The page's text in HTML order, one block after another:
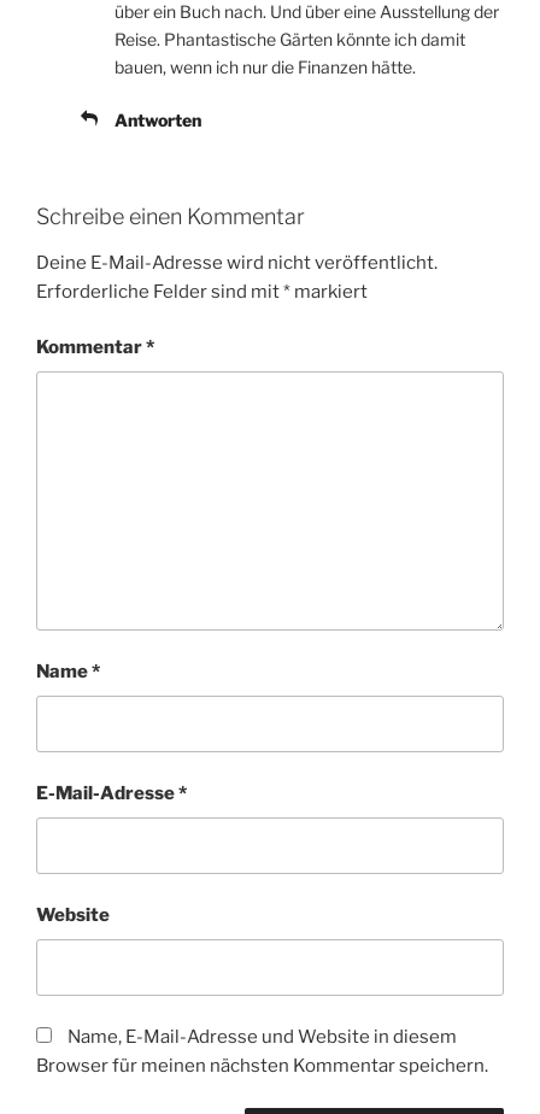
über ein Buch nach. Und über eine Ausstellung der
Reise. Phantastische Gärten könnte ich damit
bauen, wenn ich nur die Finanzen hätte.
Antworten
Schreibe einen Kommentar
Deine E-Mail-Adresse wird nicht veröffentlicht.
Erforderliche Felder sind mit* markiert
Kommentar*
Name*
E-Mail-Adresse*
Website
Name, E-Mail-Adresse und Website in diesem
Browser für meinen nächsten Kommentar speichern.